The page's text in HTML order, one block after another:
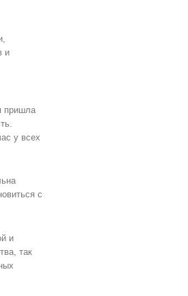
и
пришла
у всех
с
и
так